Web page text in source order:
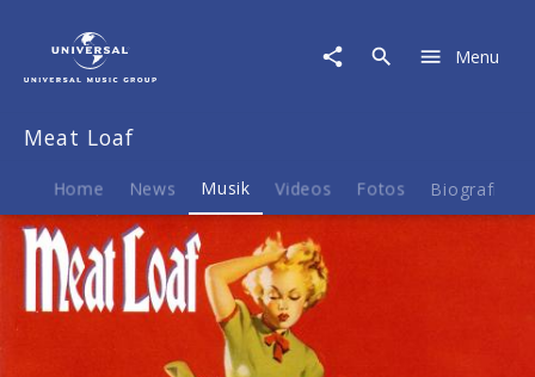
Musik
Couldn't
It
Better
Menu
Meat Loaf
Home News Musik Videos Fotos Biografie